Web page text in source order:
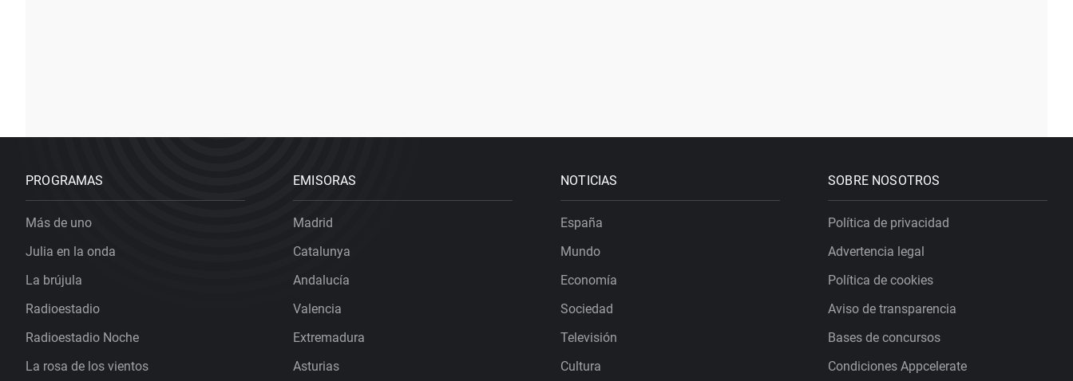
PROGRAMAS
Más de uno
Julia en la onda
La brújula
Radioestadio
Radioestadio Noche
La rosa de los vientos
EMISORAS
Madrid
Catalunya
Andalucía
Valencia
Extremadura
Asturias
NOTICIAS
España
Mundo
Economía
Sociedad
Televisión
Cultura
SOBRE NOSOTROS
Política de privacidad
Advertencia legal
Política de cookies
Aviso de transparencia
Bases de concursos
Condiciones Appcelerate